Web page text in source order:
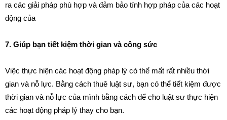
ra các giải pháp phù hợp và đảm bảo tính hợp pháp của các hoạt
động của
7. Giúp bạn tiết kiệm thời gian và công sức
Việc thực hiện các hoạt động pháp lý có thể mất rất nhiều thời
gian và nỗ lực. Bằng cách thuê luật sư, bạn có thể tiết kiệm được
thời gian và nỗ lực của mình bằng cách để cho luật sư thực hiện
các hoạt động pháp lý thay cho bạn.